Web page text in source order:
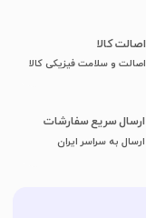
اصا​​​​​​​لت کالا
اصالت و سلامت فیزیکی کالا
ارسال سریع سفارشات
ارسال به سراسر ایران